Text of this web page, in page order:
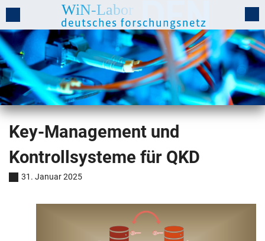
Key-Management und
Kontrollsysteme für QKD
31. Januar 2025